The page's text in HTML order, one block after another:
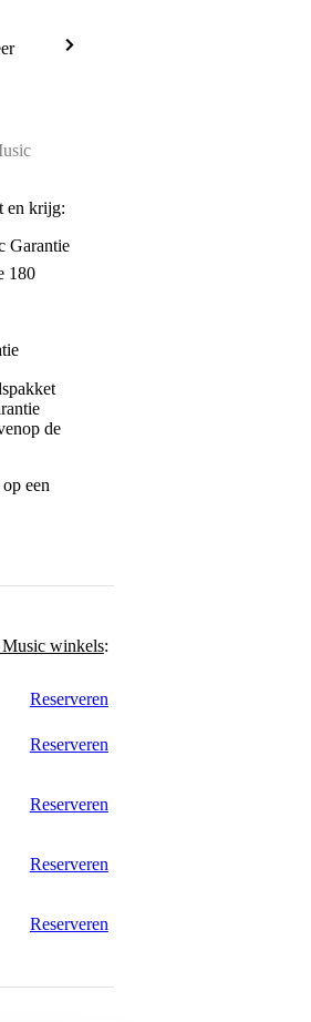
en krijg:
Garantie
180
de
een
winkels:
Reserveren
Reserveren
Reserveren
Reserveren
Reserveren